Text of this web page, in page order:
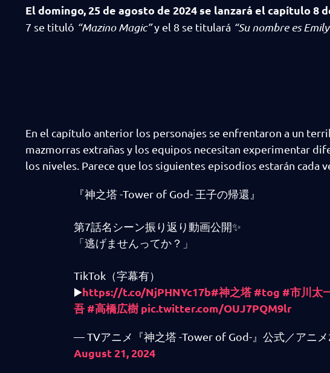
El domingo, 25 de agosto de 2024 se lanzará el capítulo 8
7 se tituló “Mazino Magic”y el 8 se titulará “Su nombre es
En el capítulo anterior los personajes se enfrentaron a un
mazmorras extrañas y los equipos necesitan experimentar
los niveles. Parece que los siguientes episodios estarán cada
『神之塔 -Tower of God- 王子の帰還』
第7話名シーン振り返り動画公開✨
「逃げませんってか？」
TikTok（字幕有）
▶️https://t.co/NjPHNYc17b#神之塔 #tog #市川太
吾 #高橋広樹 pic.twitter.com/OUJ7PQM9lr
— TVアニメ『神之塔 -Tower of God-』公式／アニ
August 21, 2024